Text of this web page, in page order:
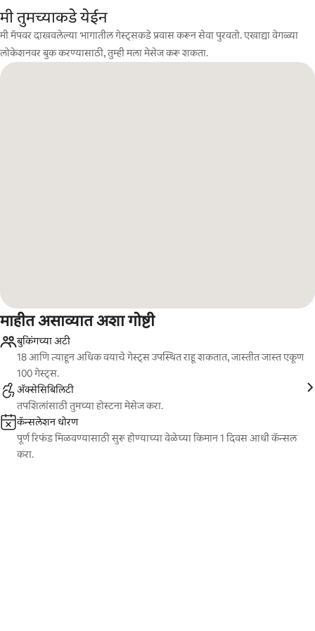
मी तुमच्याकडे येईन
मी मॅपवर दाखवलेल्या भागातील गेस्ट्सकडे प्रवास करून सेवा पुरवतो. एखाद्या वेगळ्या
लोकेशनवर बुक करण्यासाठी, तुम्ही मला मेसेज करू शकता.
माहीत असाव्यात अशा गोष्टी
बुकिंगच्या अटी
18 आणि त्याहून अधिक वयाचे गेस्ट्स उपस्थित राहू शकतात, जास्तीत जास्त एकूण
100 गेस्ट्स.
ॲक्सेसिबिलिटी
तपशिलांसाठी तुमच्या होस्टना मेसेज करा.
कॅन्सलेशन धोरण
पूर्ण रिफंड मिळवण्यासाठी सुरू होण्याच्या वेळेच्या किमान 1 दिवस आधी कॅन्सल
करा.